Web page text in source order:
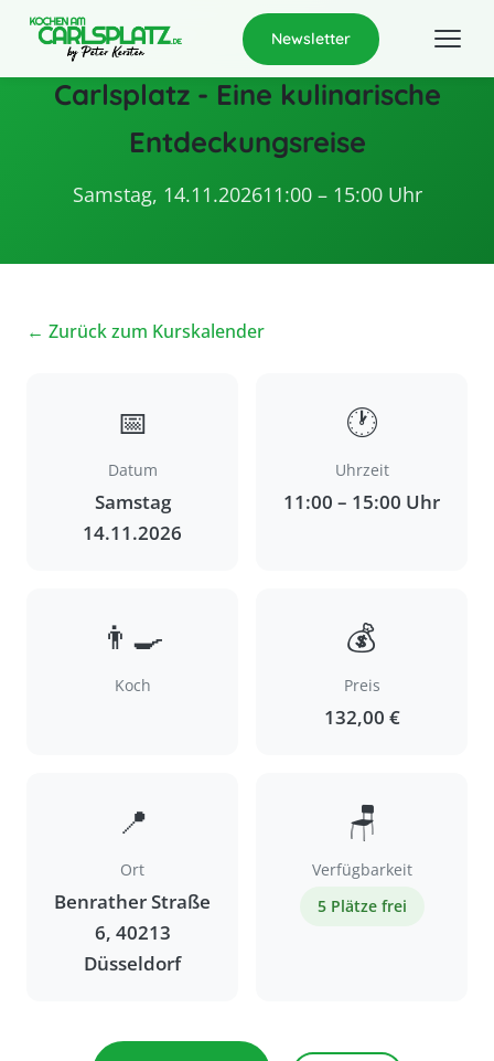
Newsletter
Carlsplatz - Eine kulinarische
Entdeckungsreise
Samstag, 14.11.202611:00 – 15:00 Uhr
← Zurück zum Kurskalender
📅
Datum
Samstag
14.11.2026
🕐
Uhrzeit
11:00 – 15:00 Uhr
👨‍🍳
Koch
💰
Preis
132,00 €
📍
Ort
Benrather Straße
6, 40213
Düsseldorf
🪑
Verfügbarkeit
5 Plätze frei